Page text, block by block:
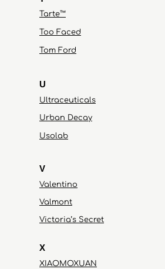
Urban Decay
Too Faced
Valentino
Usolab
Tarte™
Tom Ford
XIAOMOXUAN
Valmont
U
V
X
Victoria’s Secret
Ultraceuticals